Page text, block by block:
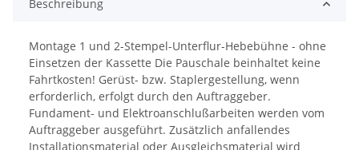
Beschreibung
Montage 1 und 2-Stempel-Unterflur-Hebebühne - ohne
Einsetzen der Kassette Die Pauschale beinhaltet keine
Fahrtkosten! Gerüst- bzw. Staplergestellung, wenn
erforderlich, erfolgt durch den Auftraggeber.
Fundament- und Elektroanschlußarbeiten werden vom
Auftraggeber ausgeführt. Zusätzlich anfallendes
Installationsmaterial oder Ausgleichsmaterial wird